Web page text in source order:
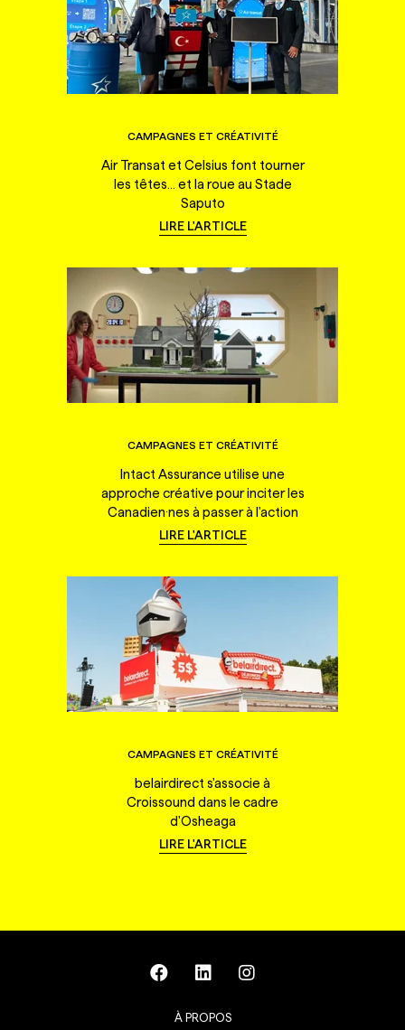
CAMPAGNES ET CRÉATIVITÉ
Air Transat et Celsius font tourner
les têtes... et la roue au Stade
Saputo
LIRE L'ARTICLE
CAMPAGNES ET CRÉATIVITÉ
Intact Assurance utilise une
approche créative pour inciter les
Canadien·nes à passer à l'action
LIRE L'ARTICLE
CAMPAGNES ET CRÉATIVITÉ
belairdirect s'associe à
Croissound dans le cadre
d'Osheaga
LIRE L'ARTICLE
À PROPOS